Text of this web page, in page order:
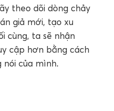
theo dõi dòng chảy
giả mới, tạo xu
cùng, ta sẽ nhận
cập hơn bằng cách
nói của mình.